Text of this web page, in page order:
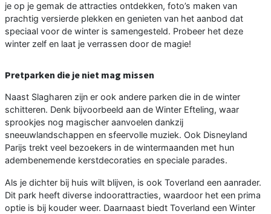
je op je gemak de attracties ontdekken, foto’s maken van
prachtig versierde plekken en genieten van het aanbod dat
speciaal voor de winter is samengesteld. Probeer het deze
winter zelf en laat je verrassen door de magie!
Pretparken die je niet mag missen
Naast Slagharen zijn er ook andere parken die in de winter
schitteren. Denk bijvoorbeeld aan de Winter Efteling, waar
sprookjes nog magischer aanvoelen dankzij
sneeuwlandschappen en sfeervolle muziek. Ook Disneyland
Parijs trekt veel bezoekers in de wintermaanden met hun
adembenemende kerstdecoraties en speciale parades.
Als je dichter bij huis wilt blijven, is ook Toverland een aanrader.
Dit park heeft diverse indoorattracties, waardoor het een prima
optie is bij kouder weer. Daarnaast biedt Toverland een Winter